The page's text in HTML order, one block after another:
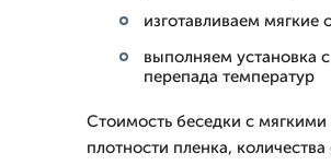
изготавливаем
выполняем установка
перепада температур
Стоимость беседки с
плотности пленка,